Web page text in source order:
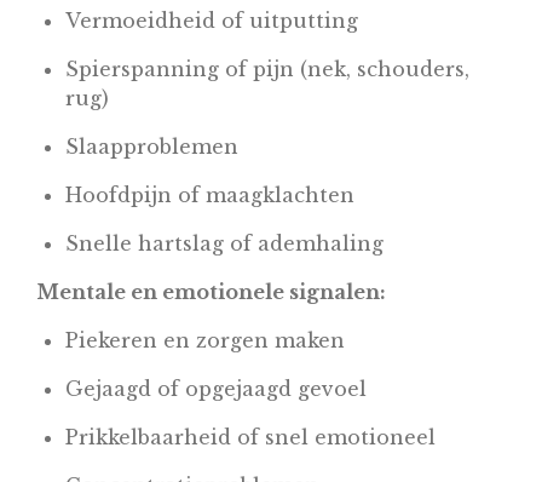
Vermoeidheid of uitputting
Spierspanning of pijn (nek, schouders,
rug)
Slaapproblemen
Hoofdpijn of maagklachten
Snelle hartslag of ademhaling
Mentale en emotionele signalen:
Piekeren en zorgen maken
Gejaagd of opgejaagd gevoel
Prikkelbaarheid of snel emotioneel